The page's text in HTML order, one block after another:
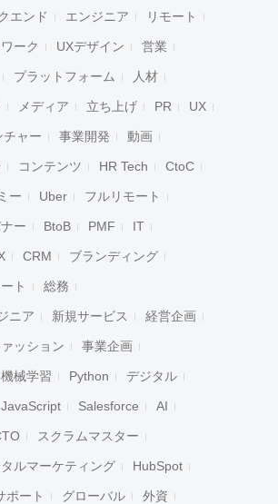
エンド エンジニア リモート
ーク UXデザイン 営業
プラットフォーム 人材
メディア 立ち上げ PR UX
チャー 事業開発 動画
コンテンツ HR Tech CtoC
ー Uber フルリモート
ー BtoB PMF IT
CRM ブランディング
ト 総務
ニア 新規サービス 経営企画
ッション 事業企画
機械学習 Python デジタル
JavaScript Salesforce AI
スクラムマスター
ルマーケティング HubSpot
ポート グローバル 外資